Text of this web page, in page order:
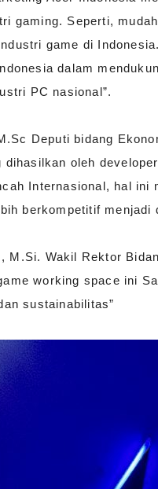
gaming. Seperti,
game di
dalam
PC nasional”.
Deputi bidang
dihasilkan oleh
Internasional, hal
berkompetitif menjadi
M.Si. Wakil Rektor
working space ini
sustainabilitas”